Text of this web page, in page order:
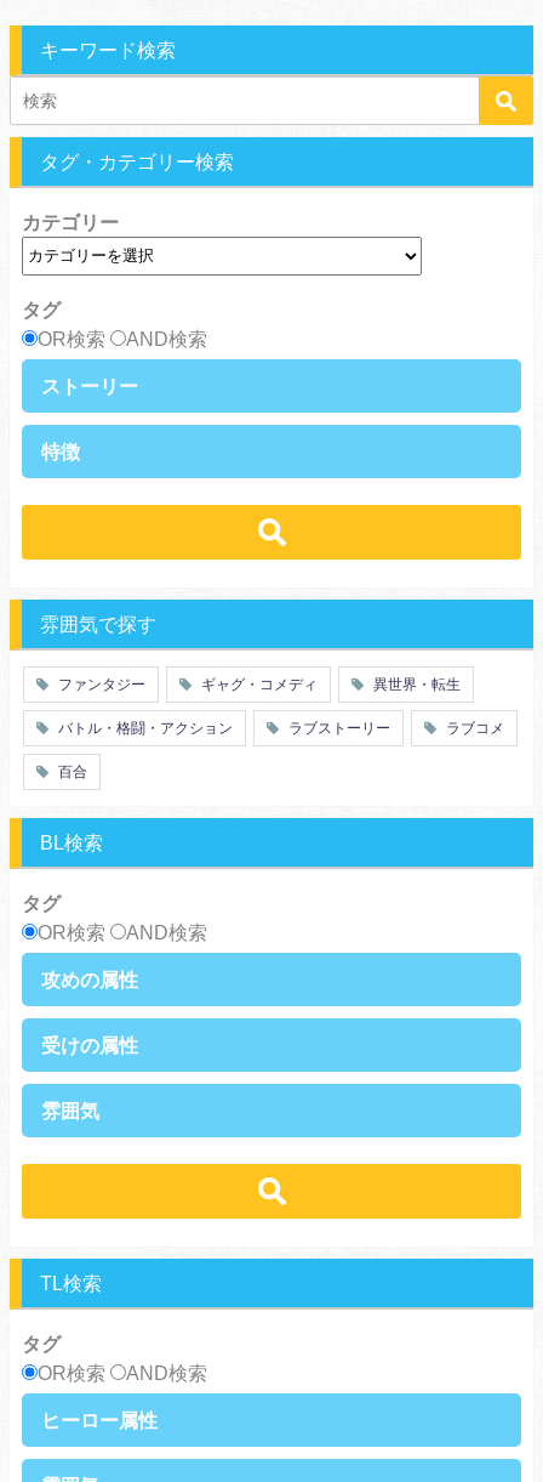
キーワード検索
タグ・カテゴリー検索
カテゴリー
タグ
OR検索
AND検索
ストーリー
ラブストーリー
歴史・時代劇
特徴
職業
働く女子
特殊能力
百合
ドロ沼
萌え系
青春
仲間
幼なじみ
オタク
動物
ツンデレ
アラサー
スピンオフ・外伝
ヤンキー・極道
癒し系
サラリーマン
浮気・不倫
雰囲気で探す
ファンタジー ギャグ・コメディ 異世界・転生
バトル・格闘・アクション ラブストーリー ラブコメ
百合
BL検索
タグ
OR検索
AND検索
攻めの属性
俺様攻め
硬派攻め
天然攻め
ノンケ攻め
黒髪攻め
年下攻め
ヤンキー攻め
受けの属性
ノンケ受け
黒髪受け
雰囲気
シリアス
TL検索
タグ
OR検索
AND検索
ヒーロー属性